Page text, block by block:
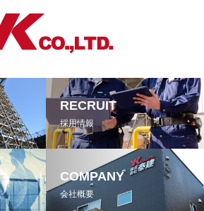
RECRUIT
採用情報
COMPANY
会社概要